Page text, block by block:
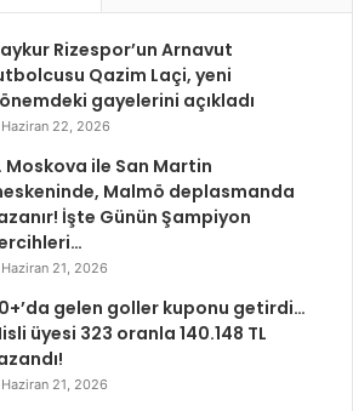
Rizespor’un Arnavut
Qazim Laçi, yeni
gayelerini açıkladı
Haziran 22, 2026
Moskova ile San Martin
Malmö deplasmanda
İşte Günün Şampiyon
Haziran 21, 2026
gelen goller kuponu getirdi…
üyesi 323 oranla 140.148 TL
Haziran 21, 2026